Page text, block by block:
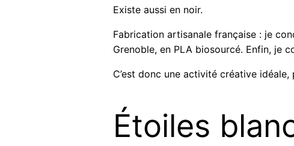
Existe aussi en noir.
Fabrication artisanale française : je
Grenoble, en PLA biosourcé. Enfin, je
C’est donc une activité créative
Étoiles